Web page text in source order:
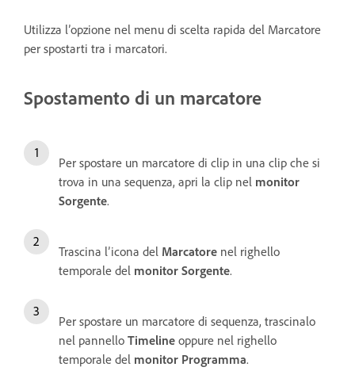
Utilizza l’opzione nel menu di scelta rapida del Marcatore
per spostarti tra i marcatori.
Spostamento di un marcatore
Per spostare un marcatore di clip in una clip che si
trova in una sequenza, apri la clip nel monitor
Sorgente.
Trascina l’icona del Marcatore nel righello
temporale del monitor Sorgente.
Per spostare un marcatore di sequenza, trascinalo
nel pannello Timeline oppure nel righello
temporale del monitor Programma.